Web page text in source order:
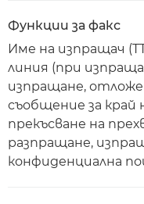
Функции за факс
Име на изпращач
линия (при
изпращане,
съобщение за край
прекъсване на
разпращане,
конфиденциална